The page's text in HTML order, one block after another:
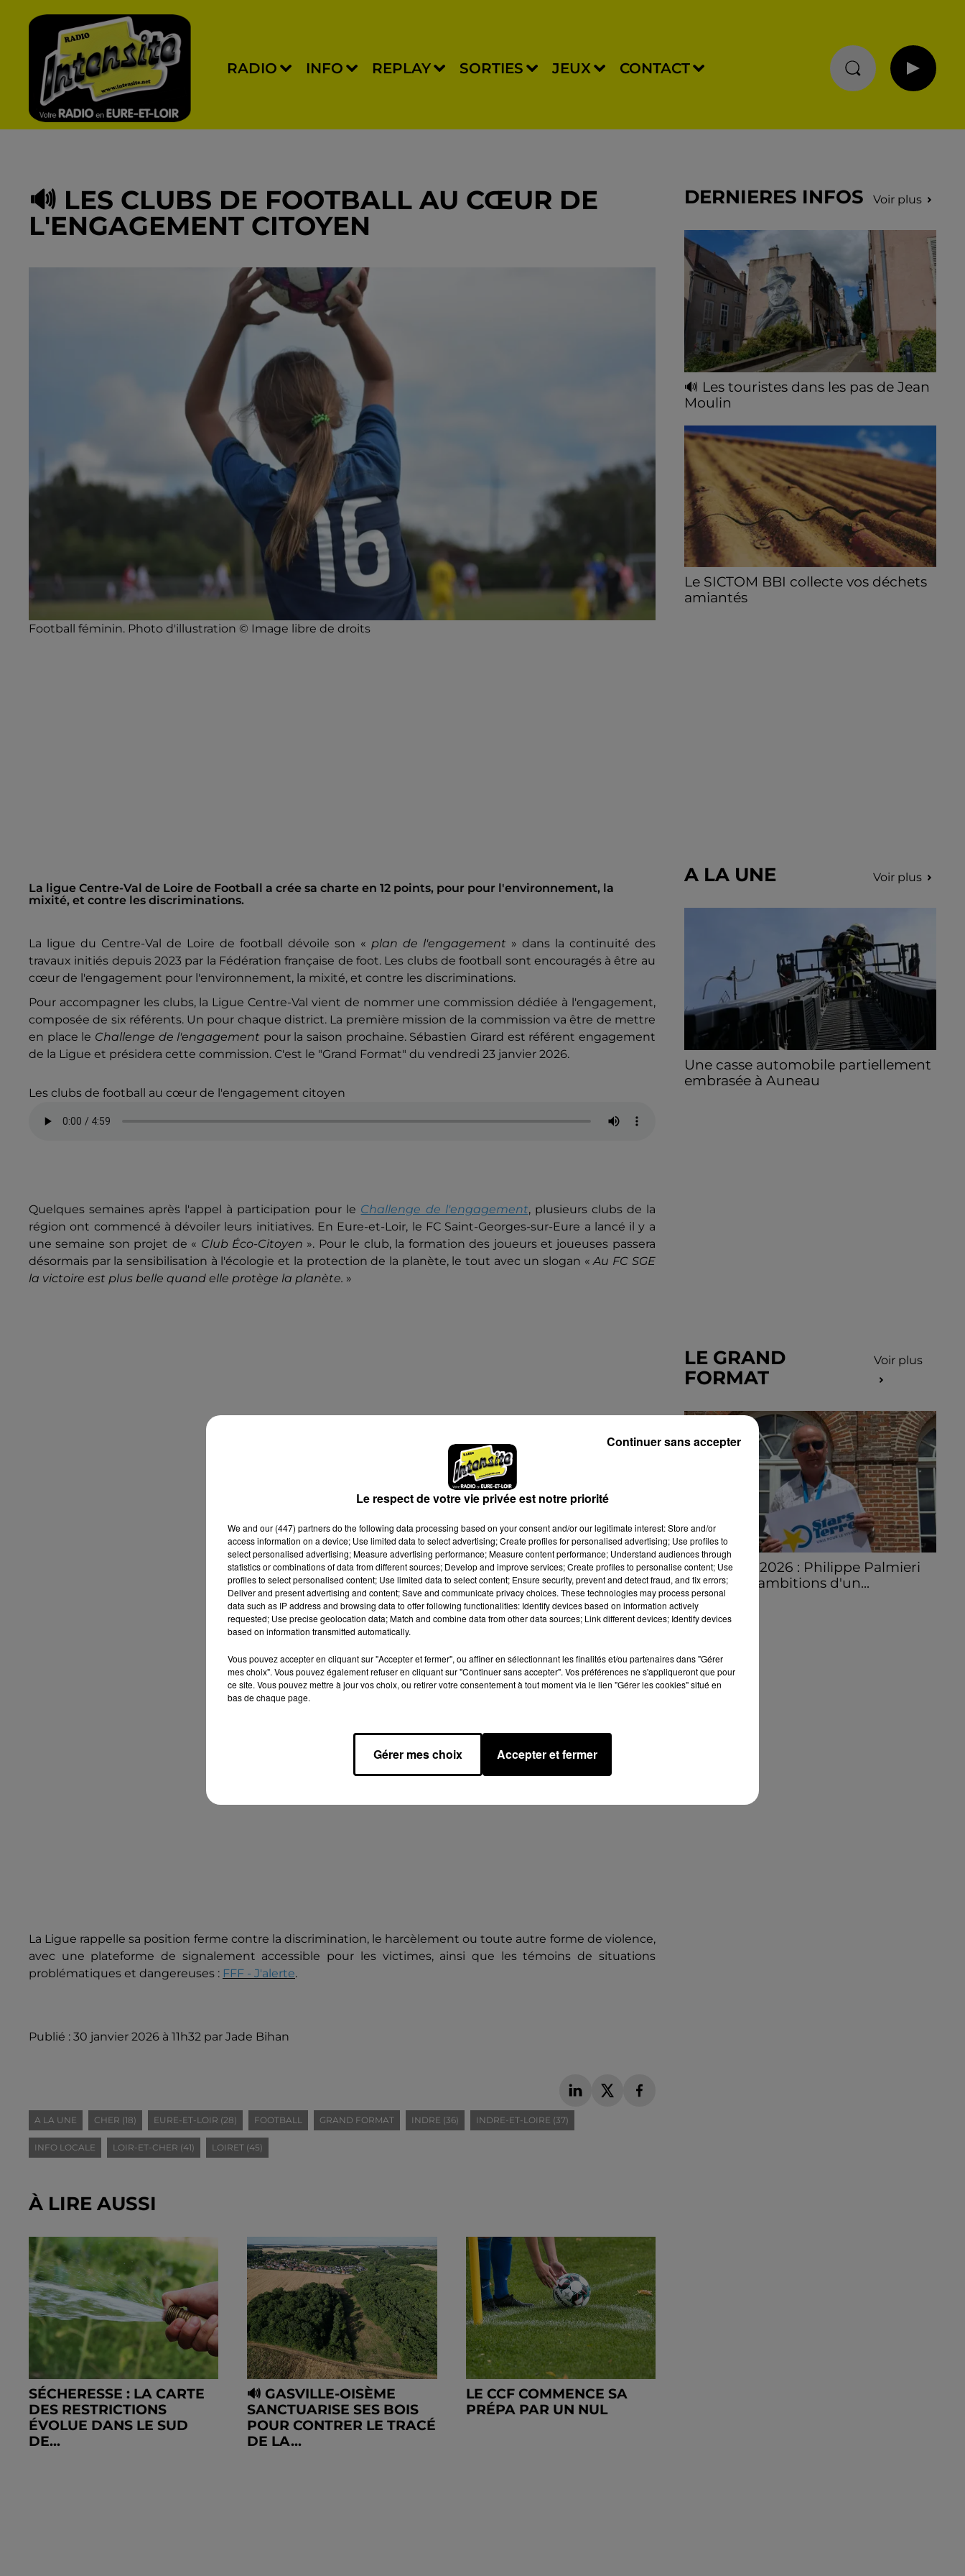
RADIO INFO REPLAY SORTIES JEUX CONTACT
🔊 LES CLUBS DE FOOTBALL AU CŒUR DE
L'ENGAGEMENT CITOYEN
Football féminin. Photo d'illustration © Image libre de droits
La ligue Centre-Val de Loire de Football a crée sa charte en 12 points, pour pour l'environnement, la
mixité, et contre les discriminations.
La ligue du Centre-Val de Loire de football dévoile son « plan de l'engagement » dans la continuité des
travaux initiés depuis 2023 par la Fédération française de foot. Les clubs de football sont encouragés à être au
cœur de l'engagement pour l'environnement, la mixité, et contre les discriminations.
Pour accompagner les clubs, la Ligue Centre-Val vient de nommer une commission dédiée à l'engagement,
composée de six référents. Un pour chaque district. La première mission de la commission va être de mettre
en place le Challenge de l'engagement pour la saison prochaine. Sébastien Girard est référent engagement
de la Ligue et présidera cette commission. C'est le "Grand Format" du vendredi 23 janvier 2026.
Les clubs de football au cœur de l'engagement citoyen
Quelques semaines après l'appel à participation pour le Challenge de l'engagement, plusieurs clubs de la
région ont commencé à dévoiler leurs initiatives. En Eure-et-Loir, le FC Saint-Georges-sur-Eure a lancé il y a
une semaine son projet de « Club Éco-Citoyen ». Pour le club, la formation des joueurs et joueuses passera
désormais par la sensibilisation à l'écologie et la protection de la planète, le tout avec un slogan «Au FC SGE
la victoire est plus belle quand elle protège la planète. »
La Ligue rappelle sa position ferme contre la discrimination, le harcèlement ou toute autre forme de violence,
avec une plateforme de signalement accessible pour les victimes, ainsi que les témoins de situations
problématiques et dangereuses : FFF - J'alerte.
Publié : 30 janvier 2026 à 11h32 par Jade Bihan
A LA UNE CHER (18) EURE-ET-LOIR (28) FOOTBALL GRAND FORMAT INDRE (36) INDRE-ET-LOIRE (37)
INFO LOCALE LOIR-ET-CHER (41) LOIRET (45)
À LIRE AUSSI
SÉCHERESSE : LA CARTE
DES RESTRICTIONS
ÉVOLUE DANS LE SUD
DE...
🔊 GASVILLE-OISÈME
SANCTUARISE SES BOIS
POUR CONTRER LE TRACÉ
DE LA...
LE CCF COMMENCE SA
PRÉPA PAR UN NUL
DERNIERES INFOS Voir plus
🔊 Les touristes dans les pas de Jean
Moulin
les sorties estivales de Chartres Tourisme.
Le SICTOM BBI collecte vos déchets
amiantés
A LA UNE Voir plus
Une casse automobile partiellement
embrasée à Auneau
LE GRAND
FORMAT
Voir plus
Stars'Terre 2026 : Philippe Palmieri
dévoile les ambitions d'un...
À quelques semaines de la première
édition de Stars'Terre, organisée du 18 au 20
Le respect de votre vie privée est notre priorité
We and our (447) partnersdo the following data processing based on your consent and/or our legitimate interest: Store and/or
access information on a device; Use limited data to select advertising; Create profiles for personalised advertising; Use profiles to
select personalised advertising; Measure advertising performance; Measure content performance; Understand audiences through
statistics or combinations of data from different sources; Develop and improve services; Create profiles to personalise content; Use
profiles to select personalised content; Use limited data to select content; Ensure security, prevent and detect fraud, and fix errors;
Deliver and present advertising and content; Save and communicate privacy choices. These technologies may process personal
data such as IP address and browsing data to offer following functionalities: Identify devices based on information actively
requested; Use precise geolocation data; Match and combine data from other data sources; Link different devices; Identify devices
based on information transmitted automatically.
Vous pouvez accepter en cliquant sur "Accepter et fermer", ou affiner en sélectionnant les finalités et/ou partenaires dans "Gérer
mes choix". Vous pouvez également refuser en cliquant sur "Continuer sans accepter". Vos préférences ne s'appliqueront que pour
ce site. Vous pouvez mettre à jour vos choix, ou retirer votre consentement à tout moment via le lien "Gérer les cookies" situé en
bas de chaque page.
Gérer mes choix Accepter et fermer
Continuer sans accepter